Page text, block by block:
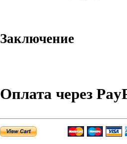
Заключение
Оплата чеpез